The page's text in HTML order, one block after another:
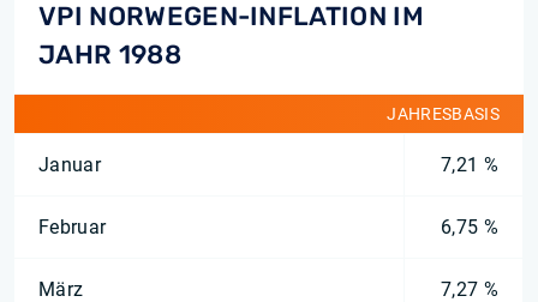
VPI NORWEGEN-INFLATION IM
JAHR 1988
JAHRESBASIS
Januar 7,21 %
Februar 6,75 %
März 7,27 %